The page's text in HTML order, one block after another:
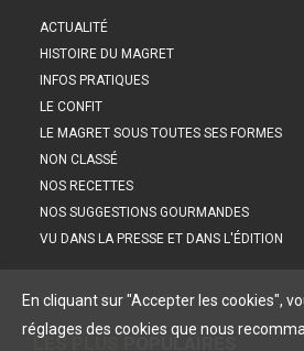
ACTUALITÉ
HISTOIRE DU MAGRET
INFOS PRATIQUES
LE CONFIT
LE MAGRET SOUS TOUTES SES FORMES
NON CLASSÉ
NOS RECETTES
NOS SUGGESTIONS GOURMANDES
VU DANS LA PRESSE ET DANS L'ÉDITION
LES PLUS POPULAIRES
En cliquant sur "Accepter les cookies",
réglages des cookies que nous